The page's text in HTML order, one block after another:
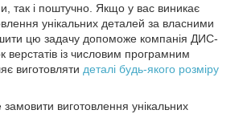
так і поштучно. Якщо у вас виникає
унікальних деталей за власними
цю задачу допоможе компанія ДИС-
із числовим програмним
виготовляти деталі будь-якого розміру
виготовлення унікальних